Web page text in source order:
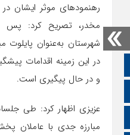
صفحه نخست
اپلیکیشن سایت
رهنمودهای موثر ایشان در
مخدر، تصریح کرد: پس
شهرستان به‌عنوان پایلوت
در این زمینه اقدامات
و در حال پیگیری است.
عزیزی اظهار کرد: طی
مبارزه جدی با عاملان